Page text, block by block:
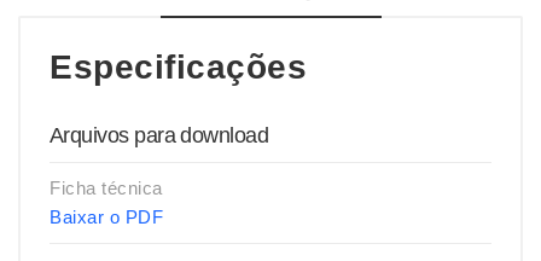
Especificações
Arquivos para download
Ficha técnica
Baixar o PDF